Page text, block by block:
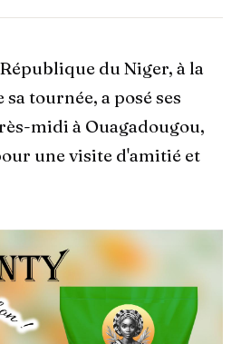
du Niger, à la
tournée, a posé ses
midi à Ouagadougou,
une visite d'amitié et